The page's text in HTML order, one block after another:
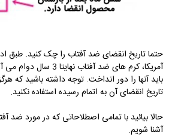
حتما تاریخ انقضای ضد آفتاب را چک کنید. طبق
آمریکا، کرم های ضد
باید آنها را دور انداخت. توجه داشته باشید که
تاریخ انقضای آن به اتمام رسیده استفاده نکنید.
حالا بیائید با تمامی اصطلاحاتی که در مورد ضد
آشنا شویم.